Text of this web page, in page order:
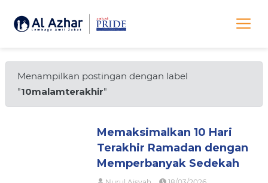
Menampilkan postingan dengan label
"10malamterakhir"
Memaksimalkan 10 Hari
Terakhir Ramadan dengan
Memperbanyak Sedekah